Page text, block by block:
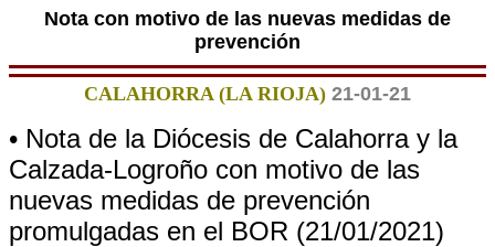
Nota con motivo de las nuevas medidas de
prevención
CALAHORRA (LA RIOJA) 21-01-21
• Nota de la Diócesis de Calahorra y la
Calzada-Logroño con motivo de las
nuevas medidas de prevención
promulgadas en el BOR (21/01/2021)